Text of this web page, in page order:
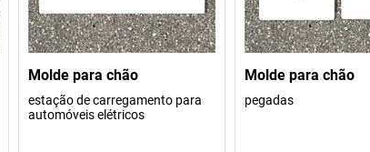
Molde para chão
estação de carregamento para
automóveis elétricos
Molde para chão
pegadas